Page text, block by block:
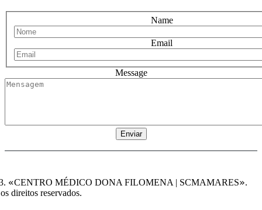
Name
Email
Message
«CENTRO MÉDICO DONA FILOMENA | SCMAMARES».
direitos reservados.